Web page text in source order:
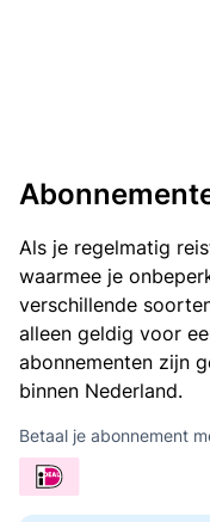
Als je regelmatig
waarmee je
verschillende
alleen geldig voor
abonnementen zijn
binnen Nederland.
Betaal je abonnement